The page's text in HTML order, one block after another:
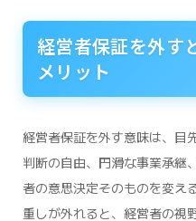
経営者保証を外す
メリット
経営者保証を外す意味は、目
判断の自由、円滑な事業承継
者の意思決定そのものを変え
重しが外れると、経営者の視